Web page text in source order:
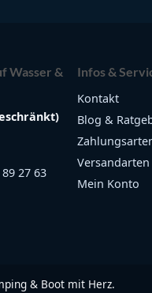
Wasser &
27 63
Infos &
Kontakt
Blog &
Versandarten
Mein Konto
& Boot mit Herz.